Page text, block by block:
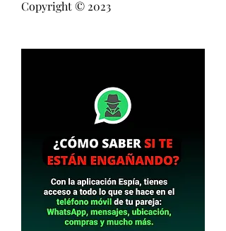
Copyright © 2023